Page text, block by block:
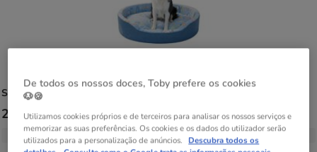
Summer Vibes Cool Bed Club Cama Refrescante para cães
Preço
22.99€
22.99€-24.99€
2 opções de tamanho
De todos os nossos doces, Toby prefere os cookies
🐶🍪
Utilizamos cookies próprios e de terceiros para analisar os nossos serviços e
memorizar as suas preferências. Os cookies e os dados do utilizador serão
utilizados para a personalização de anúncios. Descubra todos os